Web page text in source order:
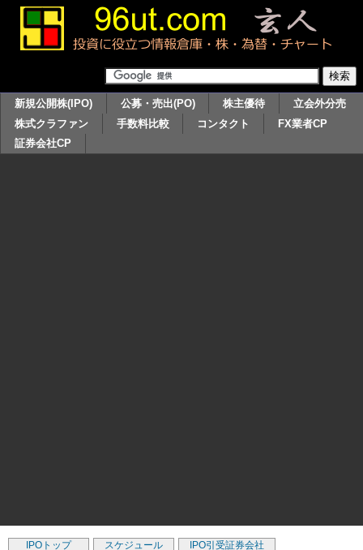
新規公開株(IPO) 公募・売出(PO) 株主優待
立会外分売
株式クラファン
手数料比較 コンタクト
FX業者CP
証券会社CP
IPOトップ スケジュール
IPO引受証券会社